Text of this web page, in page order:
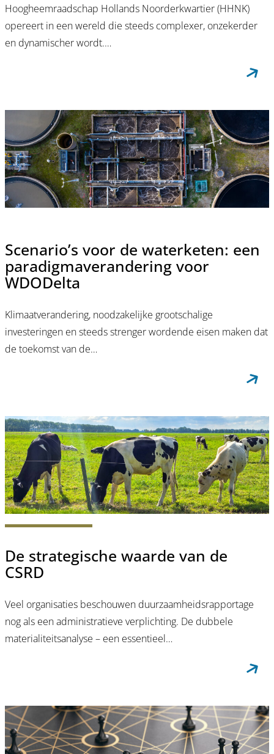
Hoogheemraadschap Hollands Noorderkwartier (HHNK)
opereert in een wereld die steeds complexer, onzekerder
en dynamischer wordt.…
Scenario’s voor de waterketen: een
paradigmaverandering voor
WDODelta
Klimaatverandering, noodzakelijke grootschalige
investeringen en steeds strenger wordende eisen maken dat
de toekomst van de…
De strategische waarde van de
CSRD
Veel organisaties beschouwen duurzaamheidsrapportage
nog als een administratieve verplichting. De dubbele
materialiteitsanalyse – een essentieel…